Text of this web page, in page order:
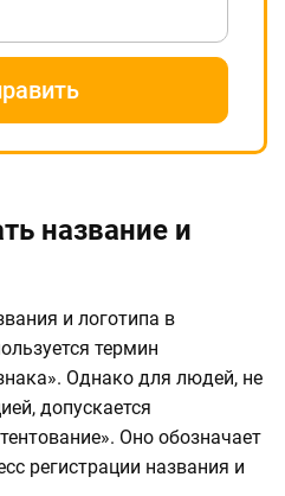
название и
и логотипа в
термин
Однако для людей, не
допускается
Оно обозначает
регистрации названия и